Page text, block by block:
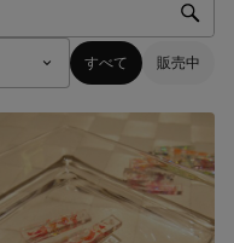
すべて 販売中